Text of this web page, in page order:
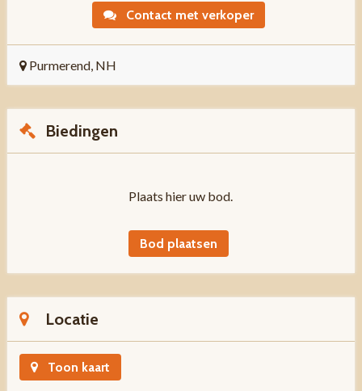
Contact met verkoper
Purmerend, NH
Biedingen
Plaats hier uw bod.
Bod plaatsen
Locatie
Toon kaart